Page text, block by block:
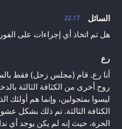
22.17
السائل
هل تم اتخاذ أي إجراءات على
رع
أنا رع. قام (مجلس زحل) فقط
روح أخرى من الكثافة الثالثة
ليسوا بمتجولين، وإنما هم أولئك
الكثافة الثالثة. تم ذلك بشكل
الحرة، حيث إنه لم يكن يوجد أي